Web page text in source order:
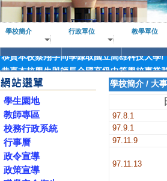
學校簡介 行政單位 教學單位
恭賀本校林祐良同學錄取國立高雄科技大學!
恭賀本校王健安同學錄取國立高雄科技大學!
恭賀本校林昱佑同學錄取國立高雄科技大學!
恭賀本校蔡翔字同學錄取國立高雄科技大學!
恭喜本校學生與師長全國高級中等學校專業
恭賀本校許○祥同學錄取國立台灣大學研究
恭喜本校114學年度全國高級中等學校家事
恭喜本校學生與師長114學年度全國高級中
賀家政科、養殖科榮獲114年全國專題實作
賀！電子科榮獲2024第35屆AERC亞洲機器
學生園地
教師專區
校務行政系統
行事曆
政令宣導
政策宣導
學校簡介/ 大
97.8.1
97.9.1
97.11.9
97.11.13